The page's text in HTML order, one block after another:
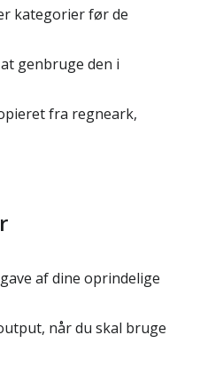
kategorier før de
genbruge den i
fra regneark,
af dine oprindelige
når du skal bruge